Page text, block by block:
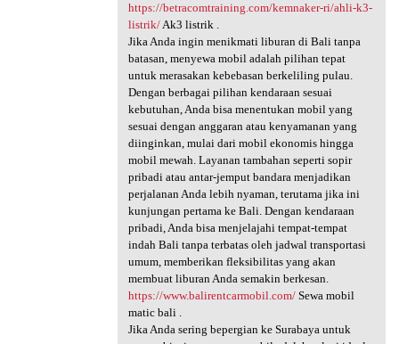
https://betracomtraining.com/kemnaker-ri/ahli-k3-
listrik/Ak3 listrik .
Jika Anda ingin menikmati liburan di Bali tanpa
batasan, menyewa mobil adalah pilihan tepat
untuk merasakan kebebasan berkeliling pulau.
Dengan berbagai pilihan kendaraan sesuai
kebutuhan, Anda bisa menentukan mobil yang
sesuai dengan anggaran atau kenyamanan yang
diinginkan, mulai dari mobil ekonomis hingga
mobil mewah. Layanan tambahan seperti sopir
pribadi atau antar-jemput bandara menjadikan
perjalanan Anda lebih nyaman, terutama jika ini
kunjungan pertama ke Bali. Dengan kendaraan
pribadi, Anda bisa menjelajahi tempat-tempat
indah Bali tanpa terbatas oleh jadwal transportasi
umum, memberikan fleksibilitas yang akan
membuat liburan Anda semakin berkesan.
https://www.balirentcarmobil.com/Sewa mobil
matic bali .
Jika Anda sering bepergian ke Surabaya untuk